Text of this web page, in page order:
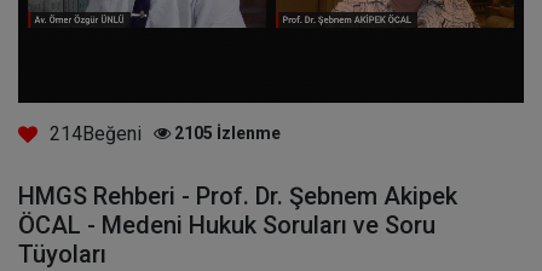
214Beğeni 2105 İzlenme
HMGS Rehberi - Prof. Dr. Şebnem Akipek
ÖCAL - Medeni Hukuk Soruları ve Soru
Tüyoları